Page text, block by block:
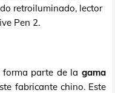
retroiluminado, lector
Pen 2.
forma parte de la gama
fabricante chino. Este